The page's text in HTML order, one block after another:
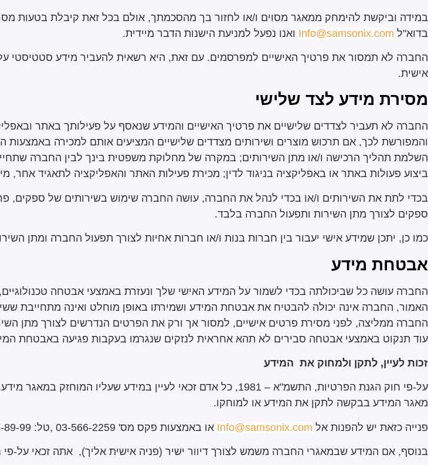
במידה וביקשת להימחק ממאגר מסוים ו/או לחזור בך מהסכמתך, אולם בכל זאת קיבלת בטעות מסר
בדוא"ל Info@samsonix.com ואנו נפעל למניעת הישנות הדבר מיידית.
החברה לא תמסור את פרטיך האישיים למפרסמים. עם זאת, היא רשאית להעביר מידע סטטיסטי
אישית.
מסירת מידע לצד שלישי
החברה לא תעביר לצדדים שלישיים את פרטיך האישיים והמידע שנאסף על פעילותך באתר
והמפורשת לכך, אם תרכוש מוצרים ושירותים מצדדים שלישיים המציעים אותם למכירה
השלמת תהליך הרכישה ו/או מתן השירותים; במקרה של מחלוקת משפטית בינך לבין החברה
ביצוע פעולות באתר או באפליקציה בניגוד לדין; מכירת פעילות האתר והאפליקציה לתאגיד אחר,
בכדי לתת את השירותים ו/או בכדי לנהל את החברה, עושה החברה שימוש בשירותים של ספקים,
ספקים לצורך מתן השירות ותפעול החברה בלבד.
כמו כן, יתכן שמידע אישי יעבור בין חברות בנות ו/או חברות אחיות לצורך תפעול החברה ומתן
אבטחת מידע
החברה עושה כל שביכולתה בכדי לשמור על המידע האישי שלך ונעזרת באמצעי אבטחה
האמור, החברה אינה יכולה להבטיח את אבטחת המידע ושמירתו באופן מוחלט ואינה מתחייבת
החברה ממליצה, לפני מסירת פרטים אישיים, למסור אך ורק את הפרטים הנדרשים לצורך מתן
עוד תנקוט באמצעי אבטחה סבירים לא תהא אחראית לנזקים שנגרמו בעקבות פגיעה באבטחת
זכות לעיין, לתקן ולמחוק את המידע
על-פי חוק הגנת הפרטיות, התשמ"א – 1981, כל אדם זכאי לעיין במידע
מאגר המידע בבקשה לתקן את המידע או למוחקו.
פנייה כזאת יש להפנות אל Info@samsonix.com או באמצעות פקס מס' 03-566-2259 ,טל: 89-99
בנוסף, אם המידע שבמאגרי החברה משמש לצורך דיוור ישיר (פניה אישית אליך), אתה זכאי על-פי